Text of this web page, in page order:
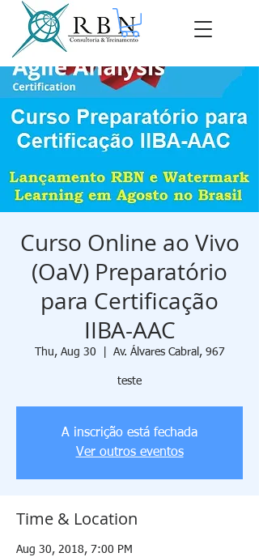
Curso Online ao Vivo
(OaV) Preparatório
para Certificação
IIBA-AAC
Thu, Aug 30 Av. Álvares Cabral, 967
teste
A inscrição está fechada
Ver outros eventos
Time & Location
Aug 30, 2018, 7:00 PM